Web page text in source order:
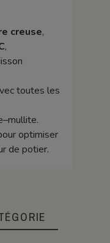
creuse,
,
toutes les
optimiser
de potier.